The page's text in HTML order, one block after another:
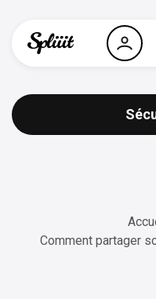
Comment partager